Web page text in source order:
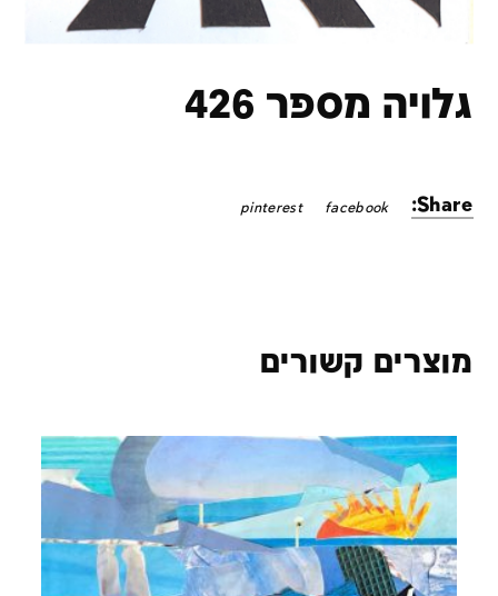
גלויה מספר 426
Share:
facebook
pinterest
מוצרים קשורים